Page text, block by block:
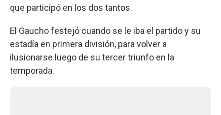
que participó en los dos tantos.
El Gaucho festejó cuando se le iba el partido y su
estadía en primera división, para volver a
ilusionarse luego de su tercer triunfo en la
temporada.